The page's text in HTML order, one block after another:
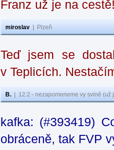
Franz už je na
miroslav Plzeň
Teď jsem se
v Teplicích.
B. 12:2 - nezapomeneme vy svině
kafka: (#393419)
obráceně, tak FVP